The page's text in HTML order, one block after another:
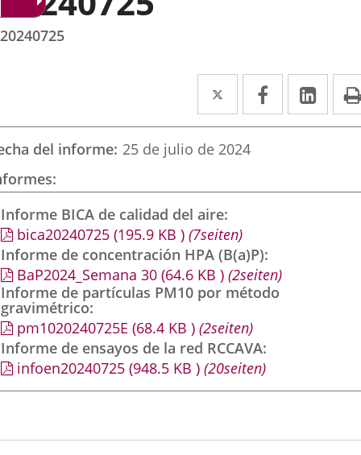
20240725
Twitter
Enlace
a
una
externa.
Facebook
Enlace
a
externa.
a
del informe 25 de julio de 2024
Informe BICA de calidad del aire
bica20240725 (195.9 KB ) (7seiten)
Informe de concentración HPA (B(a)P)
BaP2024_Semana 30 (64.6 KB ) (2seiten)
Informe de partículas PM10 por método
gravimétrico
pm1020240725E (68.4 KB ) (2seiten)
Informe de ensayos de la red RCCAVA
infoen20240725 (948.5 KB ) (20seiten)